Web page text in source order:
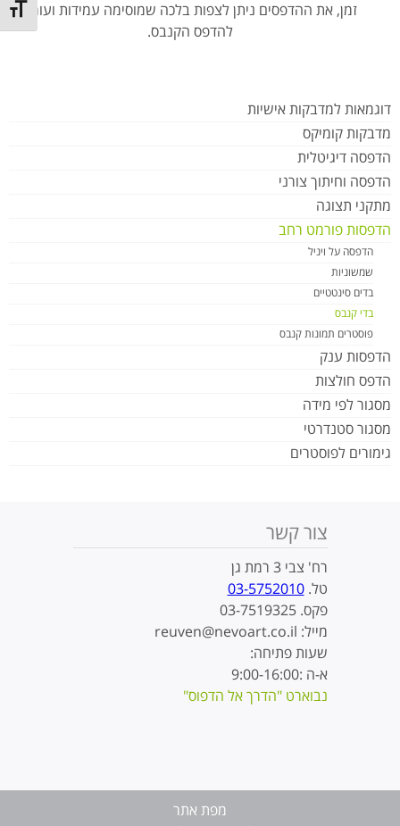
sizeזמן, את ההדפסים ניתן לצפות בלכה שמוסימה עמידות ועומק
להדפס הקנבס.
דוגמאות למדבקות אישיות
מדבקות קומיקס
הדפסה דיגיטלית
הדפסה וחיתוך צורני
מתקני תצוגה
הדפסות פורמט רחב
הדפסה על ויניל
שמשוניות
בדים סינטטיים
בדי קנבס
פוסטרים תמונות קנבס
הדפסות ענק
הדפס חולצות
מסגור לפי מידה
מסגור סטנדרטי
גימורים לפוסטרים
צור קשר
רח' צבי 3 רמת גן
טל.03-5752010
פקס. 03-7519325
מייל: reuven@nevoart.co.il
שעות פתיחה:
א-ה :9:00-16:00
נבוארט "הדרך אל הדפוס"
מפת אתר